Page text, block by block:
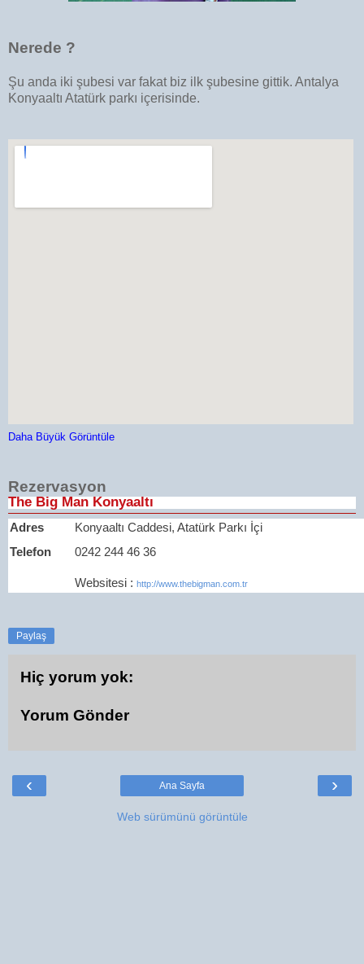
Nerede ?
Şu anda iki şubesi var fakat biz ilk şubesine gittik. Antalya
Konyaaltı Atatürk parkı içerisinde.
Daha Büyük Görüntüle
Rezervasyon
The Big Man Konyaaltı
Adres
Konyaaltı Caddesi, Atatürk Parkı İçi
Telefon
0242 244 46 36
Websitesi : http://www.thebigman.com.tr
Paylaş
Hiç yorum yok:
Yorum Gönder
‹ ›
Ana Sayfa
Web sürümünü görüntüle